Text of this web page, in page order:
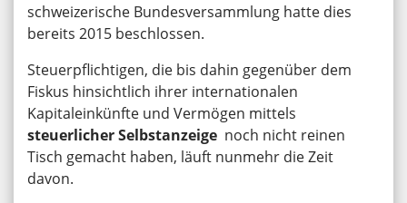
schweizerische Bundesversammlung hatte dies
bereits 2015 beschlossen.
Steuerpflichtigen, die bis dahin gegenüber dem
Fiskus hinsichtlich ihrer internationalen
Kapitaleinkünfte und Vermögen mittels
steuerlicher Selbstanzeige noch nicht reinen
Tisch gemacht haben, läuft nunmehr die Zeit
davon.